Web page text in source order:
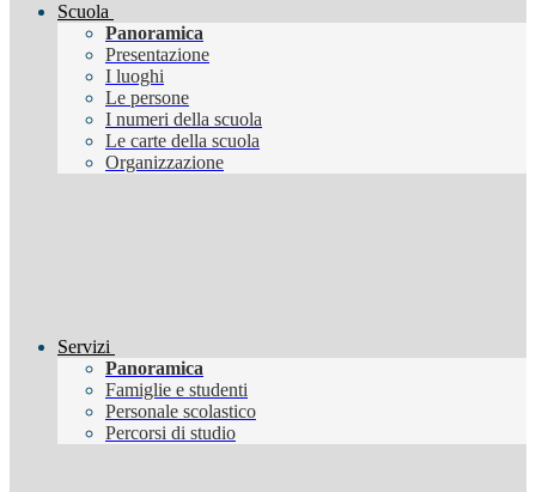
Scuola
Panoramica
Presentazione
I luoghi
Le persone
I numeri della scuola
Le carte della scuola
Organizzazione
Servizi
Panoramica
Famiglie e studenti
Personale scolastico
Percorsi di studio